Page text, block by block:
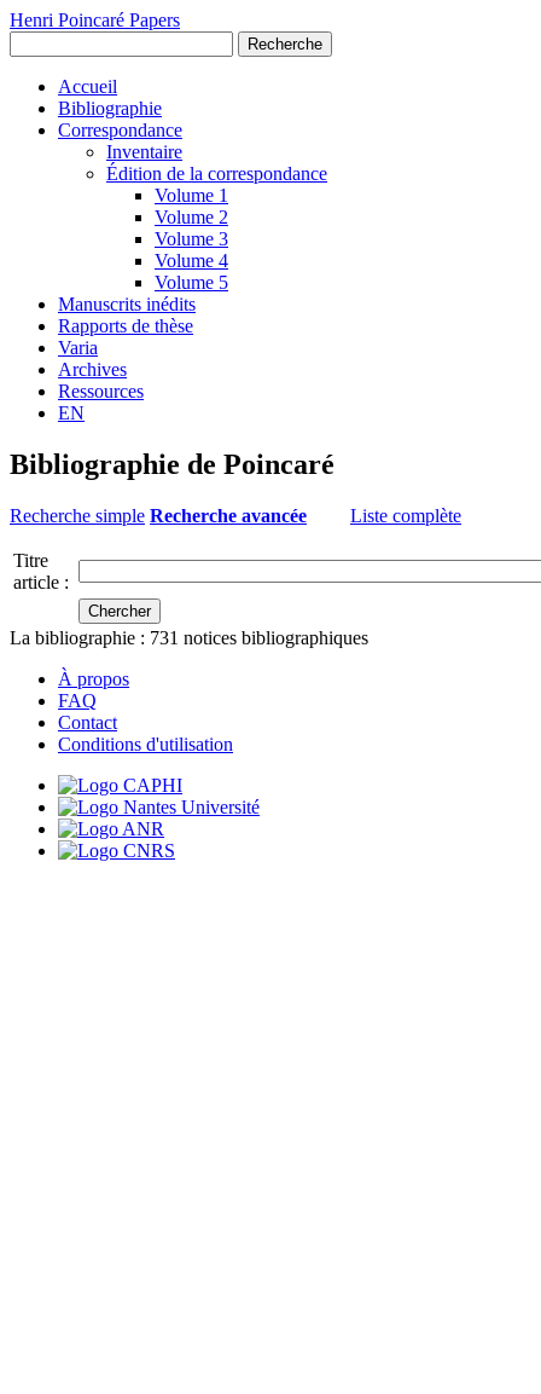
Henri Poincaré Papers
Recherche
Accueil
Bibliographie
Correspondance
Inventaire
Édition de la correspondance
Volume 1
Volume 2
Volume 3
Volume 4
Volume 5
Manuscrits inédits
Rapports de thèse
Varia
Archives
Ressources
EN
Bibliographie de Poincaré
Recherche simple Recherche avancée Liste complète
Titre
article :
La bibliographie : 731 notices bibliographiques
À propos
FAQ
Contact
Conditions d'utilisation